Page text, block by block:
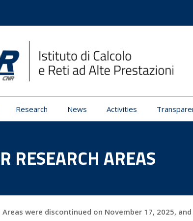
Research News Activities
RESEARCH AREAS
were discontinued on November 17, 2025,